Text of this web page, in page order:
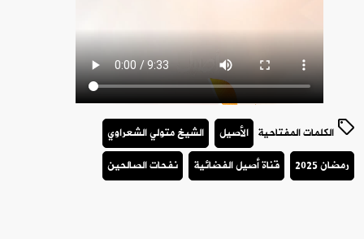
الكلمات المفتاحية الأصيل
الشيخ متولي الشعراوي
رمضان 2025
قناة أصيل الفضائية نفحات الصالحين